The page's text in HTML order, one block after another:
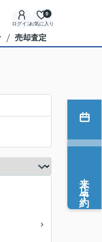
ログインお気に入り
0
売却査定
来店予約